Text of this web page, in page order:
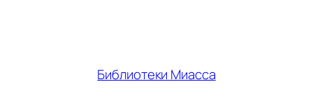
Библиотеки Миасса